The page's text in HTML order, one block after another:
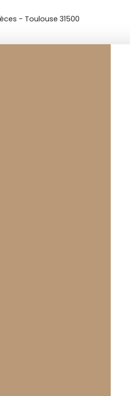
- Toulouse 31500